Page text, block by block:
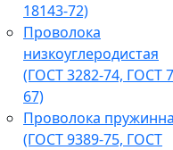
18143-72)
Проволока
низкоуглеродистая
(ГОСТ 3282-74, ГОСТ
67)
Проволока
(ГОСТ 9389-75, ГОСТ